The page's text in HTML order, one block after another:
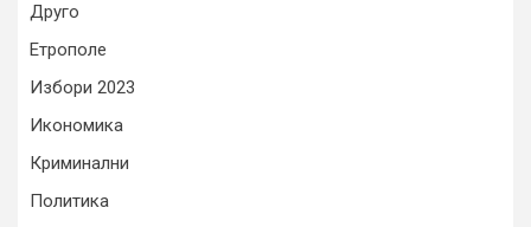
Друго
Етрополе
Избори 2023
Икономика
Криминални
Политика